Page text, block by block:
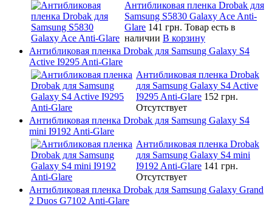
Антибликовая пленка Drobak для
Samsung S5830 Galaxy Ace Anti-
Glare 141 грн. Товар есть в
наличии В корзину
Антибликовая пленка Drobak для Samsung Galaxy S4
Active I9295 Anti-Glare
Антибликовая пленка Drobak
для Samsung Galaxy S4 Active
I9295 Anti-Glare 152 грн.
Отсутствует
Антибликовая пленка Drobak для Samsung Galaxy S4
mini I9192 Anti-Glare
Антибликовая пленка Drobak
для Samsung Galaxy S4 mini
I9192 Anti-Glare 141 грн.
Отсутствует
Антибликовая пленка Drobak для Samsung Galaxy Grand
2 Duos G7102 Anti-Glare